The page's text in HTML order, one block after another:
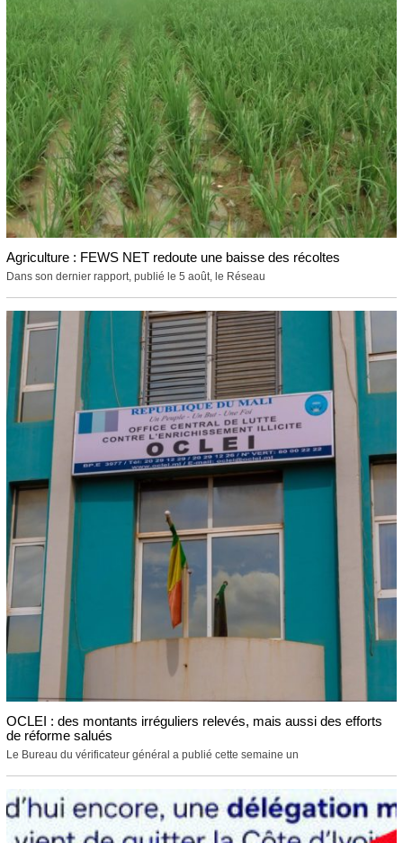
Agriculture : FEWS NET redoute une baisse des récoltes
Dans son dernier rapport, publié le 5 août, le Réseau
OCLEI : des montants irréguliers relevés, mais aussi des efforts
de réforme salués
Le Bureau du vérificateur général a publié cette semaine un